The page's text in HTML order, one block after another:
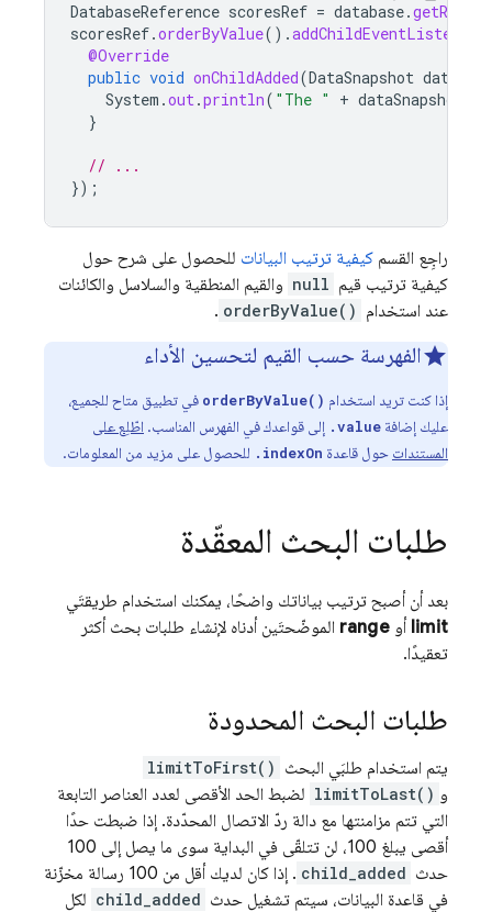
DatabaseReference scoresRef = database.
scoresRef.orderByValue().addChildEventListener
@Override
public void onChildAdded(DataSnapshot
System .out.println( "The " + dataSnapshot
}
// ...
});
راجِع القسم كيفية ترتيب البيانات للحصول على شرح حول
كيفية ترتيب قيم null والقيم المنطقية والسلاسل والكائنات
عند استخدام orderByValue()
.
الفهرسة حسب القيم لتحسين الأداء
إذا كنت تريد استخدام orderByValue() في تطبيق متاح للجميع،
عليك إضافة .value إلى قواعدك في الفهرس المناسب. اطّلِع على
المستندات حول قاعدة .indexOn للحصول على مزيد من المعلومات.
طلبات البحث المعقّدة
بعد أن أصبح ترتيب بياناتك واضحًا، يمكنك استخدام طريقتَي
limit أوrange الموضّحتَين أدناه لإنشاء طلبات بحث أكثر
تعقيدًا.
طلبات البحث المحدودة
يتم استخدام طلبَي البحث limitToFirst()
و limitToLast() لضبط الحد الأقصى لعدد العناصر التابعة
التي تتم مزامنتها مع دالة ردّ الاتصال المحدّدة. إذا ضبطت حدًا
أقصى يبلغ 100، لن تتلقّى في البداية سوى ما يصل إلى 100
حدث child_added
. إذا كان لديك أقل من 100 رسالة مخزّنة
في قاعدة البيانات، سيتم تشغيل حدث child_added لكل